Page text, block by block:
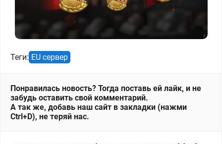
Теги: EU сервер
Понравилась новость? Тогда поставь ей лайк, и не
забудь оставить свой комментарий.
А так же, добавь наш сайт в закладки (нажми
Ctrl+D), не теряй нас.